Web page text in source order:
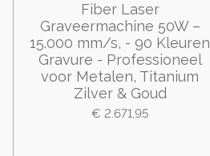
Fiber Laser
Graveermachine 50W –
15.000 mm/s, - 90 Kleuren
Gravure - Professioneel
voor Metalen, Titanium
Zilver & Goud
€ 2.671,95